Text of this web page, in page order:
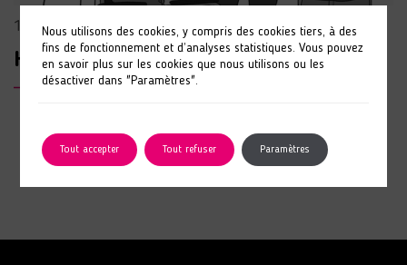
11 juillet 2022
Handifaction
LIRE L'ARTICLE
Nous utilisons des cookies, y compris des cookies tiers, à des
fins de fonctionnement et d’analyses statistiques. Vous pouvez
en savoir plus sur les cookies que nous utilisons ou les
désactiver dans "Paramètres".
Tout accepter Tout refuser Paramètres